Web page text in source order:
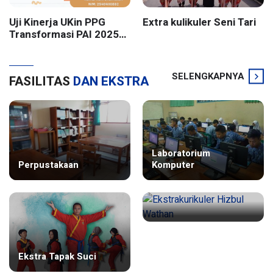
Uji Kinerja UKin PPG
Transformasi PAI 2025
Extra kulikuler Seni Tari
FASILITAS DAN EKSTRA SELENGKAPNYA
Perpustakaan
Laboratorium
Komputer
Ekstra Tapak Suci